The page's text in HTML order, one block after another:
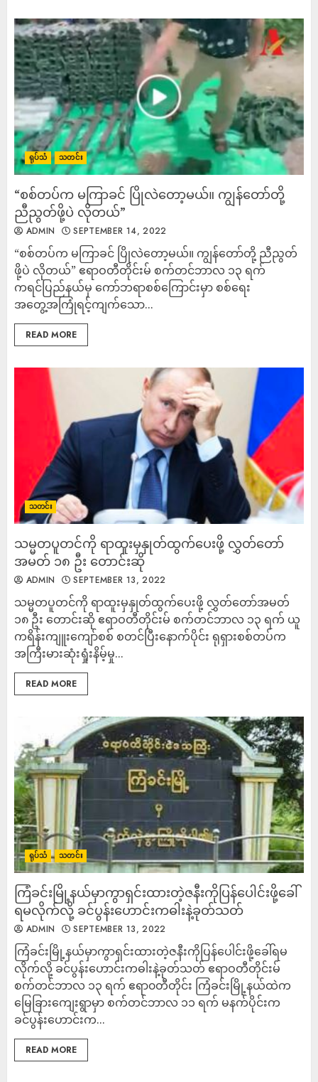
ရုပ်သံ သတင်း
“စစ်တပ်က မကြာခင် ပြိုလဲတော့မယ်။ ကျွန်တော်တို့
ညီညွတ်ဖို့ပဲ လိုတယ်”
ADMIN SEPTEMBER 14, 2022
“စစ်တပ်က မကြာခင် ပြိုလဲတော့မယ်။ ကျွန်တော်တို့ ညီညွတ်
ဖို့ပဲ လိုတယ်” ဧရာဝတီတိုင်းမ် စက်တင်ဘာလ ၁၃ ရက်
ကရင်ပြည်နယ်မှ ကော်ဘရာစစ်ကြောင်းမှာ စစ်ရေး
အတွေ့အကြုံရင့်ကျက်သော...
READ MORE
သတင်း
သမ္မတပူတင်ကို ရာထူးမှနှုတ်ထွက်ပေးဖို့ လွှတ်တော်
အမတ် ၁၈ ဦး တောင်းဆို
ADMIN SEPTEMBER 13, 2022
သမ္မတပူတင်ကို ရာထူးမှနှုတ်ထွက်ပေးဖို့ လွှတ်တော်အမတ်
၁၈ ဦး တောင်းဆို ဧရာဝတီတိုင်းမ် စက်တင်ဘာလ ၁၃ ရက် ယူ
ကရိန်းကျူးကျော်စစ် စတင်ပြီးနောက်ပိုင်း ရုရှားစစ်တပ်က
အကြီးမားဆုံးရှုံးနိမ့်မှု...
READ MORE
ရုပ်သံ သတင်း
ကြံခင်းမြို့နယ်မှာကွာရှင်းထားတဲ့ဇနီးကိုပြန်ပေါင်းဖို့ခေါ်
ရမလိုက်လို့ ခင်ပွန်းဟောင်းကဓါးနဲ့ခုတ်သတ်
ADMIN SEPTEMBER 13, 2022
ကြံခင်းမြို့နယ်မှာကွာရှင်းထားတဲ့ဇနီးကိုပြန်ပေါင်းဖို့ခေါ်ရမ
လိုက်လို့ ခင်ပွန်းဟောင်းကဓါးနဲ့ခုတ်သတ် ဧရာဝတီတိုင်းမ်
စက်တင်ဘာလ ၁၃ ရက် ဧရာ၀တီတိုင်း ကြံခင်းမြို့နယ်ထဲက
မြေခြားကျေးရွာမှာ စက်တင်ဘာလ ၁၁ ရက် မနက်ပိုင်းက
ခင်ပွန်းဟောင်းက...
READ MORE